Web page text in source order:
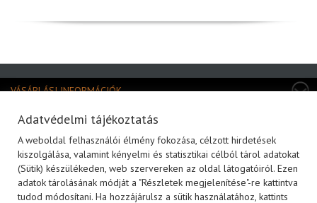
VÁSÁRLÁSI INFORMÁCIÓK
TERMÉKKATEGÓRIÁK
MÁRKÁK
KAPCSOLAT
HÍRLEVÉL FELIRATOZÁS
Adatvédelmi tájékoztatás
A weboldal felhasználói élmény fokozása, célzott hirdetések
kiszolgálása, valamint kényelmi és statisztikai célból tárol adatokat
(Sütik) készülékeden, web szervereken az oldal látogatóiról. Ezen
adatok tárolásának módját a "Részletek megjelenítése"-re kattintva
tudod módosítani. Ha hozzájárulsz a sütik használatához, kattints